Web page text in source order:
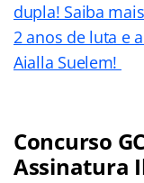
dupla! Saiba
2 anos de luta e
Aialla Suelem!
Concurso
Assinatura